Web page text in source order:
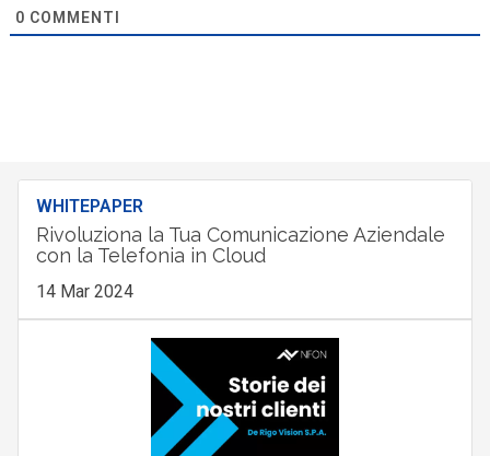
0 COMMENTI
WHITEPAPER
Rivoluziona la Tua Comunicazione Aziendale
con la Telefonia in Cloud
14 Mar 2024